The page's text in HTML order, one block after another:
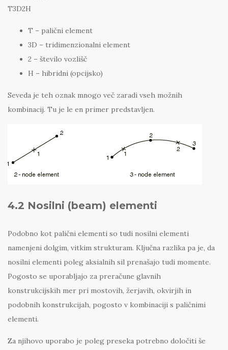
T3D2H
T – palični element
3D – tridimenzionalni element
2 – število vozlišč
H – hibridni (opcijsko)
Seveda je teh oznak mnogo več zaradi vseh možnih
kombinacij. Tu je le en primer predstavljen.
4.2 Nosilni (beam) elementi
Podobno kot palični elementi so tudi nosilni elementi
namenjeni dolgim, vitkim strukturam. Ključna razlika pa je, da
nosilni elementi poleg aksialnih sil prenašajo tudi momente.
Pogosto se uporabljajo za preračune glavnih
konstrukcijskih mer pri mostovih, žerjavih, okvirjih in
podobnih konstrukcijah, pogosto v kombinaciji s paličnimi
elementi.
Za njihovo uporabo je poleg preseka potrebno določiti še